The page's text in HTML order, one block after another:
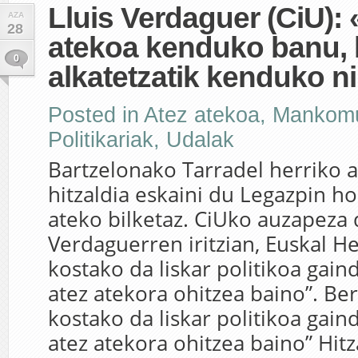
AZA
28
0
Lluis Verdaguer (CiU):
atekoa kenduko banu,
alkatetzatik kenduko
Posted in Atez atekoa,
Politikariak, Udalak
Bartzelonako Tarradel herriko
hitzaldia eskaini du Legazpin
ateko bilketaz. CiUko auzapeza
Verdaguerren iritzian, Euskal
kostako da liskar politikoa
atez atekora ohitzea baino”.
kostako da liskar politikoa
atez atekora ohitzea baino”